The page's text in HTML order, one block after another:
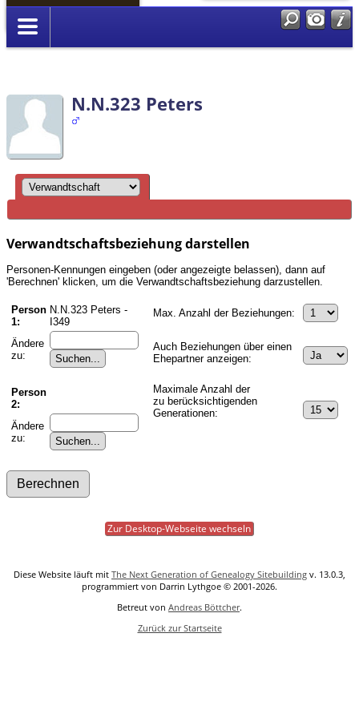
Anmelden
N.N.323 Peters
Verwandtschaftsbeziehung darstellen
Personen-Kennungen eingeben (oder angezeigte belassen), dann auf
'Berechnen' klicken, um die Verwandtschaftsbeziehung darzustellen.
Person
1:
N.N.323 Peters -
I349
Ändere
zu:
Person
2:
Ändere
zu:
Max. Anzahl der Beziehungen:
Auch Beziehungen über einen
Ehepartner anzeigen:
Maximale Anzahl der
zu berücksichtigenden
Generationen:
Zur Desktop-Webseite wechseln
Diese Website läuft mit The Next Generation of Genealogy Sitebuilding v. 13.0.3,
programmiert von Darrin Lythgoe © 2001-2026.
Betreut von Andreas Böttcher.
Zurück zur Startseite